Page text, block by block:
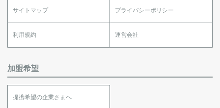
サイトマップ プライバシーポリシー
利用規約 運営会社
加盟希望
提携希望の企業さまへ